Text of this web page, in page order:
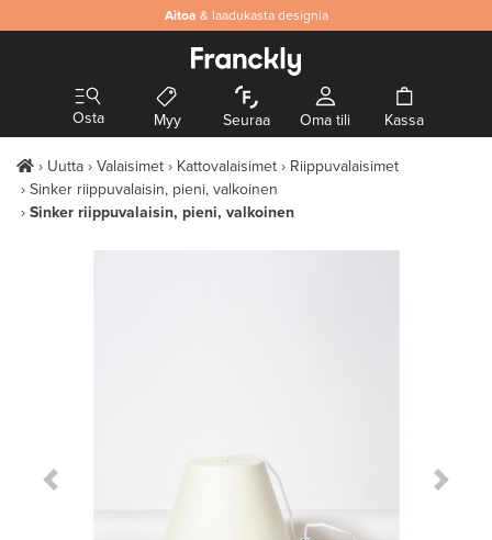
Aitoa & laadukasta designia
Osta Myy Seuraa Oma tili Kassa
Uutta Valaisimet Kattovalaisimet
Riippuvalaisimet
Sinker riippuvalaisin, pieni, valkoinen
Sinker riippuvalaisin, pieni, valkoinen
Previous Slide Next